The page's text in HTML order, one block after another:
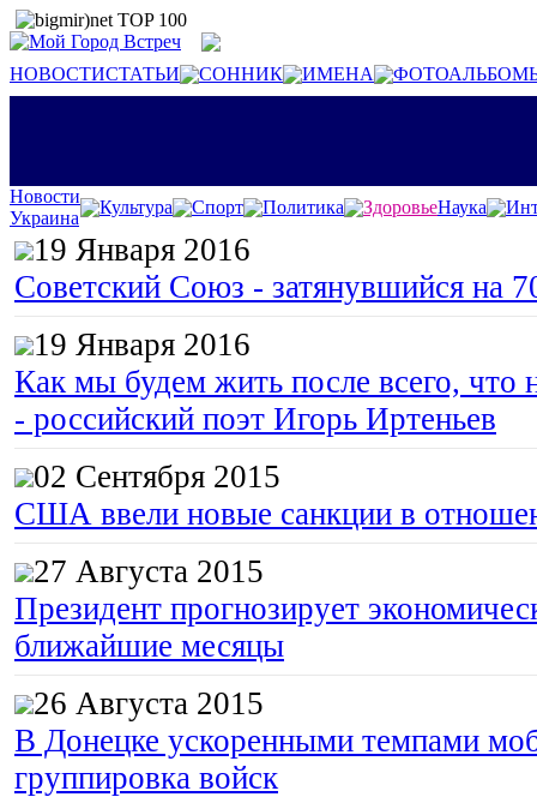
НОВОСТИСТАТЬИ СОННИК ИМЕНА
Новости
Украина
Культура Спорт Политика ЗдоровьеНаука
19 Января 2016
Советский Союз - затянувшийся на
19 Января 2016
Как мы будем жить после всего, что
- российский поэт Игорь Иртеньев
02 Сентября 2015
США ввели новые санкции в
27 Августа 2015
Президент прогнозирует
ближайшие месяцы
26 Августа 2015
В Донецке ускоренными темпами
группировка войск